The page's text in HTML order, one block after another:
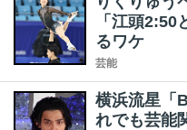
「江頭
るワケ
芸能
横浜流星「
れでも芸能